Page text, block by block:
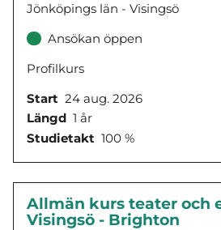
Jönköpings län - Visingsö
Ansökan öppen
Profilkurs
Start 24 aug. 2026
Längd 1 år
Studietakt 100 %
Allmän kurs teater och
Visingsö - Brighton